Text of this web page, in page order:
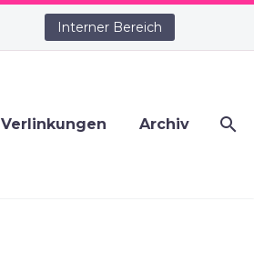
Interner Bereich
Verlinkungen Archiv